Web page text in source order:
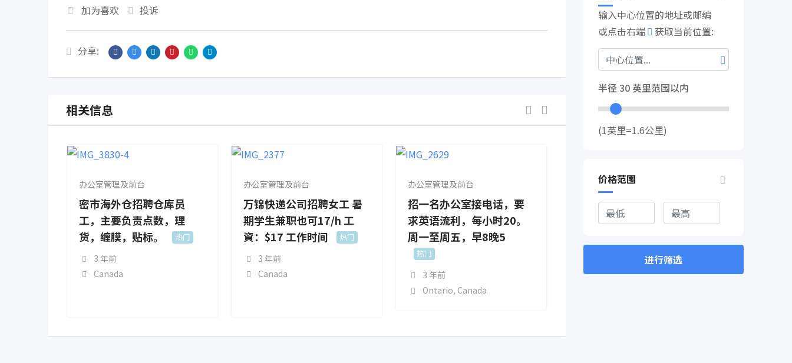
加为喜欢 投诉
分享:
相关信息
办公室管理及前台
密市海外仓招聘仓库员
工，主要负责点数，理
货，缠膜，贴标。
热门
3 年前
Canada
办公室管理及前台
万锦快递公司招聘女工 暑
期学生兼职也可17/h 工
資：$17 工作时间
热门
3 年前
Canada
办公室管理及前台
招一名办公室接电话，要
求英语流利，每小时20。
周一至周五，早8晚5
热门
3 年前
Ontario, Canada
办公室管理及前台
日用品仓库请女配货员
Ontario,Canada
输入中心位置的地址或邮编
或点击右端
获取当前位置:
半径 30英里范围以内
(1英里=1.6公里)
价格范围
进行筛选